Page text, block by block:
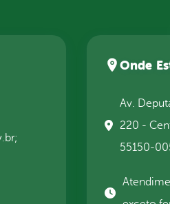
Onde
Av.
220 -
55150-